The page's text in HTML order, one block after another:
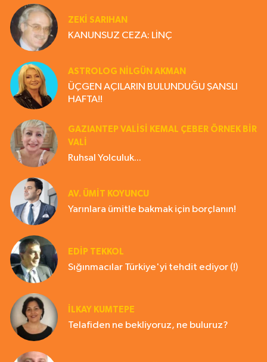
ZEKI SARIHAN
KANUNSUZ CEZA: LİNÇ
ASTROLOG NILGÜN AKMAN
ÜÇGEN AÇILARIN BULUNDUĞU ŞANSLI
HAFTA!!
GAZIANTEP VALISI KEMAL ÇEBER ÖRNEK BİR
VALİ
Ruhsal Yolculuk...
AV. ÜMIT KOYUNCU
Yarınlara ümitle bakmak için borçlanın!
EDIP TEKKOL
Sığınmacılar Türkiye'yi tehdit ediyor (!)
İLKAY KUMTEPE
Telafiden ne bekliyoruz, ne buluruz?